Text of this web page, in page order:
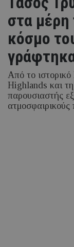
στα μέρη
κόσμο
Από το ιστορικό
Highlands και
παρουσιαστής